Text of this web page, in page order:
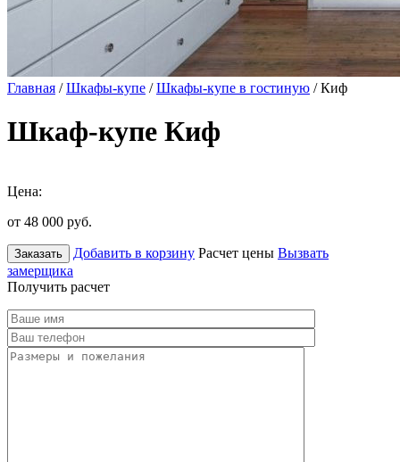
Главная /Шкафы-купе /Шкафы-купе в гостиную / Киф
Шкаф-купе Киф
Цена:
от 48 000 руб.
Заказать Добавить в корзину Расчет цены Вызвать
замерщика
Получить расчет